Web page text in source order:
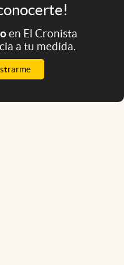
en El Cronista
a tu medida.